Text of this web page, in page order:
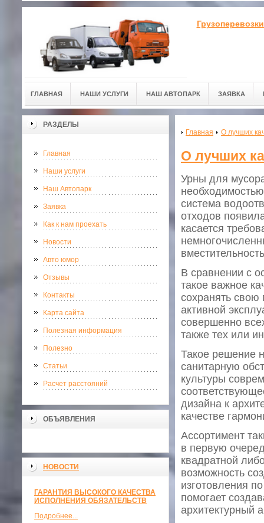
ГЛАВНАЯ НАШИ УСЛУГИ НАШ АВТОПАРК ЗАЯВКА
РАЗДЕЛЫ
Главная
Наши услуги
Наш Автопарк
Заявка
Как к нам проехать
Новости
Авто юмор
Отзывы
Контакты
Карта сайта
Полезная информация
Полезно
Статьи
Расчет расстояний
ОБЪЯВЛЕНИЯ
НОВОСТИ
ГАРАНТИЯ ВЫСОКОГО КАЧЕСТВА
ИСПОЛНЕНИЯ ОБЯЗАТЕЛЬСТВ
Подробнее...
Главная О лучших
О лучших
Урны для
система
отходов
касается
В сравнении с
такое важное
сохранять
активной
совершенно
также тех или
Такое решение
санитарную
культуры
дизайна к
качестве
Ассортимент
в первую
квадратной
возможность
изготовления
помогает
архитектурный